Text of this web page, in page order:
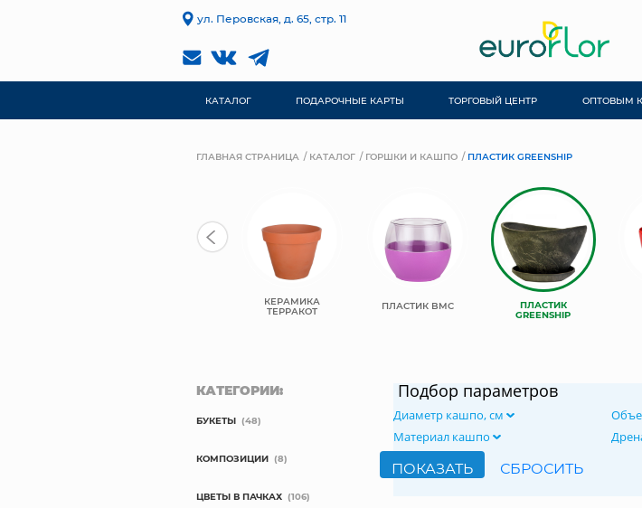
ул. Перовская, д. 65, стр. 11
КАТАЛОГ ПОДАРОЧНЫЕ КАРТЫ ТОРГОВЫЙ ЦЕНТР ОПТОВЫМ
ГЛАВНАЯ СТРАНИЦА КАТАЛОГ ГОРШКИ И КАШПО ПЛАСТИК GREENSHIP
КЕРАМИКА
ТЕРРАКОТ ПЛАСТИК BMC ПЛАСТИК
GREENSHIP
Подбор параметров
Диаметр кашпо, см
Материал кашпо
КАТЕГОРИИ:
БУКЕТЫ (48)
КОМПОЗИЦИИ (8)
ЦВЕТЫ В ПАЧКАХ (106)